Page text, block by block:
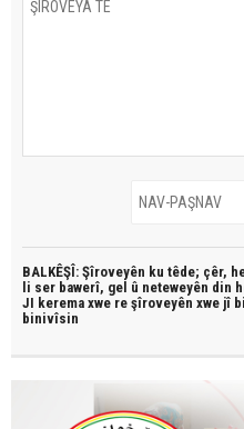
BALKÊŞÎ: Şîroveyên ku têde; çêr,
li ser bawerî, gel û neteweyên din
JI kerema xwe re şîroveyên xwe jî bi
binivîsin